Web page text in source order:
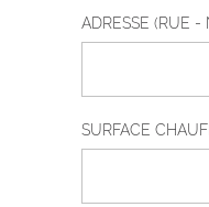
ADRESSE (RUE
SURFACE